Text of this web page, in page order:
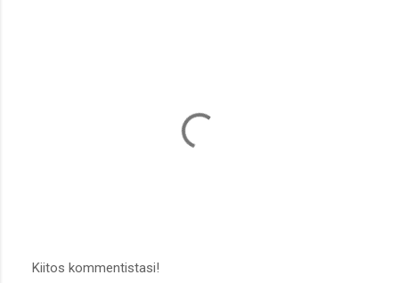
Kiitos kommentistasi!